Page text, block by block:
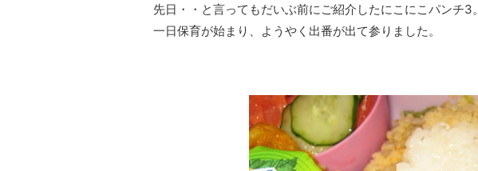
先日・・と言ってもだいぶ前にご紹介したにこにこパンチ3。
一日保育が始まり、ようやく出番が出て参りました。